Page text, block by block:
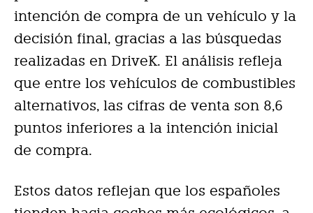
intención de compra de un vehículo y la
decisión final, gracias a las búsquedas
realizadas en DriveK. El análisis refleja
que entre los vehículos de combustibles
alternativos, las cifras de venta son 8,6
puntos inferiores a la intención inicial
de compra.
Estos datos reflejan que los españoles